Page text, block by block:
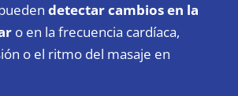
detectar cambios en la
o en la frecuencia cardíaca,
o el ritmo del masaje en